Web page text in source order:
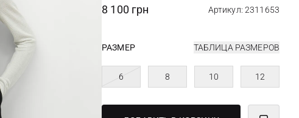
8 100 грн Артикул: 2311653
РАЗМЕР ТАБЛИЦА РАЗМЕРОВ
6 8 10 12